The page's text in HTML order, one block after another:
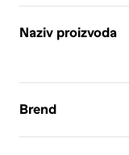
Naziv proizvoda
Brend